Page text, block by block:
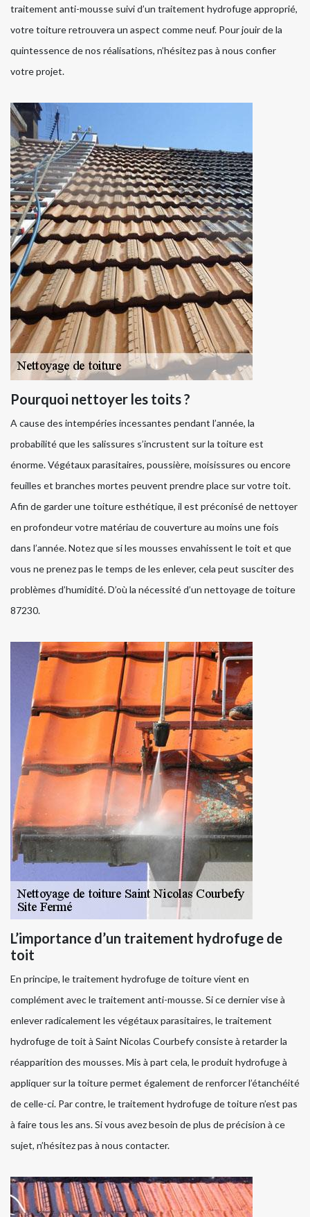
traitement anti-mousse suivi d’un traitement hydrofuge approprié,
votre toiture retrouvera un aspect comme neuf. Pour jouir de la
quintessence de nos réalisations, n’hésitez pas à nous confier
votre projet.
Pourquoi nettoyer les toits ?
A cause des intempéries incessantes pendant l’année, la
probabilité que les salissures s’incrustent sur la toiture est
énorme. Végétaux parasitaires, poussière, moisissures ou encore
feuilles et branches mortes peuvent prendre place sur votre toit.
Afin de garder une toiture esthétique, il est préconisé de nettoyer
en profondeur votre matériau de couverture au moins une fois
dans l’année. Notez que si les mousses envahissent le toit et que
vous ne prenez pas le temps de les enlever, cela peut susciter des
problèmes d’humidité. D’où la nécessité d’un nettoyage de toiture
87230.
L’importance d’un traitement hydrofuge de
toit
En principe, le traitement hydrofuge de toiture vient en
complément avec le traitement anti-mousse. Si ce dernier vise à
enlever radicalement les végétaux parasitaires, le traitement
hydrofuge de toit à Saint Nicolas Courbefy consiste à retarder la
réapparition des mousses. Mis à part cela, le produit hydrofuge à
appliquer sur la toiture permet également de renforcer l’étanchéité
de celle-ci. Par contre, le traitement hydrofuge de toiture n’est pas
à faire tous les ans. Si vous avez besoin de plus de précision à ce
sujet, n’hésitez pas à nous contacter.